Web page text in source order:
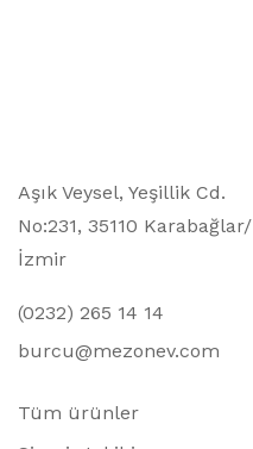
Aşık Veysel, Yeşillik Cd.
No:231, 35110 Karabağlar/
İzmir
(0232) 265 14 14
burcu@mezonev.com
Tüm ürünler